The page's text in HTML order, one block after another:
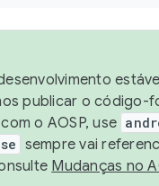
publicar o código-
o AOSP, use
sempre vai
Mudanças no